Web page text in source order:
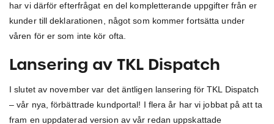
har vi därför efterfrågat en del kompletterande uppgifter från er
kunder till deklarationen, något som kommer fortsätta under
våren för er som inte kör ofta.
Lansering av TKL Dispatch
I slutet av november var det äntligen lansering för TKL Dispatch
– vår nya, förbättrade kundportal! I flera år har vi jobbat på att ta
fram en uppdaterad version av vår redan uppskattade